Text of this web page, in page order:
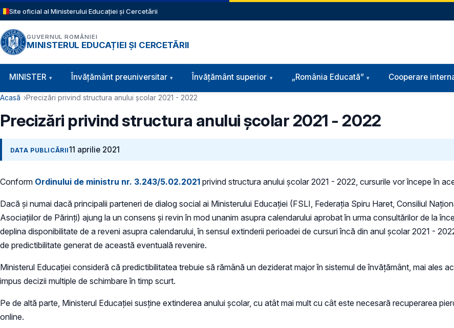
Sari la conținutul principal
Site oficial al Ministerului Educației și Cercetării
GUVERNUL ROMÂNIEI
MINISTERUL EDUCAȚIEI ȘI CERCETĂRII
Navigație principală
MINISTER Învăţământ preuniversitar Învățământ superior „România Educată” Cooperare
Cale de navigare
Acasă Precizări privind structura anului școlar 2021 - 2022
Precizări privind structura anului școlar 2021 - 2022
DATA PUBLICĂRII11 aprilie 2021
Conform Ordinului de ministru nr. 3.243/5.02.2021 privind structura anului școlar 2021 - 2022, cursurile vor începe în
Dacă și numai dacă principalii parteneri de dialog social ai Ministerului Educației (FSLI, Federația Spiru Haret, Consiliul
Asociațiilor de Părinți) ajung la un consens și revin în mod unanim asupra calendarului aprobat în urma consultărilor de la
deplina disponibilitate de a reveni asupra calendarului, în sensul extinderii perioadei de cursuri încă din anul școlar 2021 -
de predictibilitate generat de această eventuală revenire.
Ministerul Educației consideră că predictibilitatea trebuie să rămână un deziderat major în sistemul de învățământ, mai ales
impus decizii multiple de schimbare în timp scurt.
Pe de altă parte, Ministerul Educației susține extinderea anului școlar, cu atât mai mult cu cât este necesară recuperarea
online.